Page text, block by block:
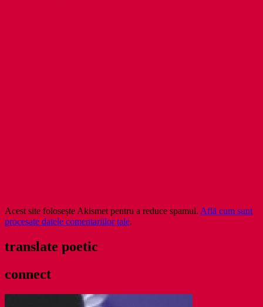
Acest site folosește Akismet pentru a reduce spamul. Află cum sunt
procesate datele comentariilor tale.
translate poetic
connect